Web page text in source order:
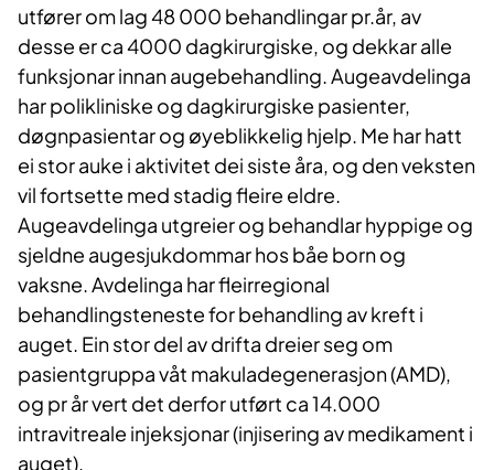
utfører om lag 48 000 behandlingar pr.år, av
desse er ca 4000 dagkirurgiske, og dekkar alle
funksjonar innan augebehandling. Augeavdelinga
har polikliniske og dagkirurgiske pasienter,
døgnpasientar og øyeblikkelig hjelp. Me har hatt
ei stor auke i aktivitet dei siste åra, og den veksten
vil fortsette med stadig fleire eldre.
Augeavdelinga utgreier og behandlar hyppige og
sjeldne augesjukdommar hos båe born og
vaksne. Avdelinga har fleirregional
behandlingsteneste for behandling av kreft i
auget. Ein stor del av drifta dreier seg om
pasientgruppa våt makuladegenerasjon (AMD),
og pr år vert det derfor utført ca 14.000
intravitreale injeksjonar (injisering av medikament i
auget).